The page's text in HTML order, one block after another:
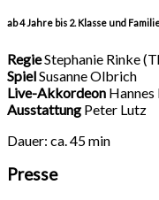
ab 4 Jahre bis 2. Klasse und
RegieStephanie Rinke
SpielSusanne Olbrich
Live-Akkordeon Hannes
Ausstattung Peter Lutz
Dauer: ca. 45 min
Presse